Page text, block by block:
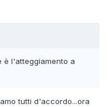
è l'atteggiamento a
tutti d'accordo...ora